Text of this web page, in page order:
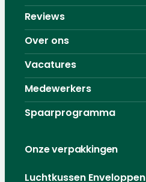
Reviews
Over ons
Vacatures
Medewerkers
Spaarprogramma
Onze verpakkingen
Luchtkussen Enveloppen